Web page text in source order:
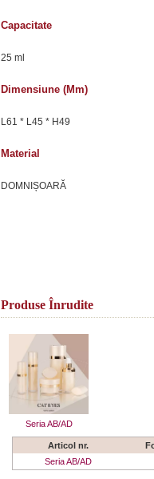
Capacitate
25 ml
Dimensiune (mm)
L61 * L45 * H49
Material
DOMNIȘOARĂ
Produse Înrudite
Seria AB/AD
Articol nr.
Seria AB/AD